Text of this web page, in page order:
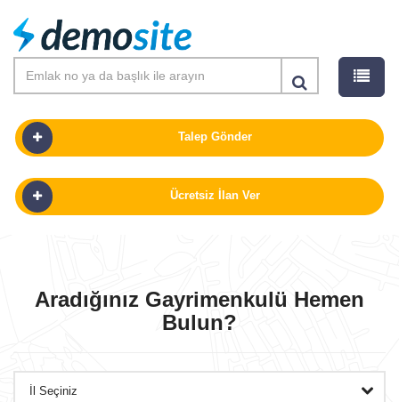
Talep Gönder
Ücretsiz İlan Ver
OFISLER
Aradığınız Gayrimenkulü Hemen
Bulun?